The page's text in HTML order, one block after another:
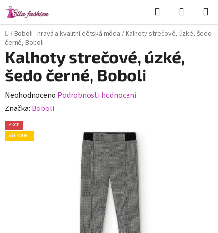
Přejít
na
obsah
Hledat
KOŠÍK
Domů
/Boboli - hravá a kvalitní dětská móda/Kalhoty strečové, úzké, šedo
černé, Boboli
Kalhoty strečové, úzké,
šedo černé, Boboli
Průměrné
hodnocení
produktu
je
Neohodnoceno Podrobnosti hodnocení
Značka: Boboli
AKCE
VÝPRODEJ